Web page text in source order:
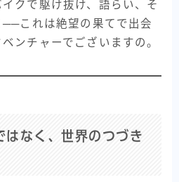
クで駆け抜け、語らい、そ
──これは絶望の果てで出会
ンチャーでございますの。
はなく、世界のつづき